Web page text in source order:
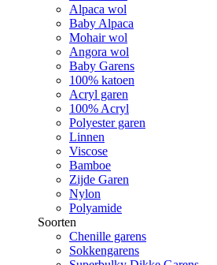
Alpaca wol
Baby Alpaca
Mohair wol
Angora wol
Baby Garens
100% katoen
Acryl garen
100% Acryl
Polyester garen
Linnen
Viscose
Bamboe
Zijde Garen
Nylon
Polyamide
Soorten
Chenille garens
Sokkengarens